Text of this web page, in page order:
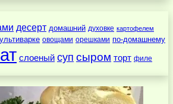
десерт домашний духовке картофелем
овощами орешками по-домашнему
слоеный суп сыром торт филе